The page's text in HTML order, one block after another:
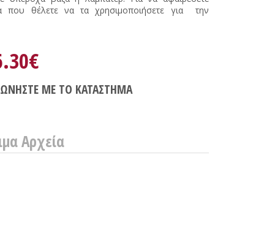
που θέλετε να τα χρησιμοποιήσετε για την
ΜΕ ΤΟ ΚΑΤΑΣΤΗΜΑ
Αρχεία